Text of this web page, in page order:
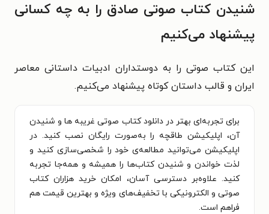
شنیدن کتاب صوتی صادق را به چه کسانی
پیشنهاد می‌کنیم
این کتاب صوتی را به دوستداران ادبیات داستانی معاصر
ایران و قالب داستان کوتاه پیشنهاد می‌کنیم.
برای تجربه‌ای بهتر در دانلود کتاب صوتی غریبه ها و شنیدن
آن، اپلیکیشن طاقچه را به‌صورت رایگان نصب کنید. در
اپلیکیشن می‌توانید مطالعه‌ی خود را شخصی‌سازی کنید و
لذت خواندن و شنیدن کتاب‌ها را همیشه و همه‌جا تجربه
کنید. علاوه‌بر دسترسی آسان، امکان خرید هزاران کتاب
صوتی و الکترونیکی با تخفیف‌های ویژه و بهترین قیمت هم
فراهم است.